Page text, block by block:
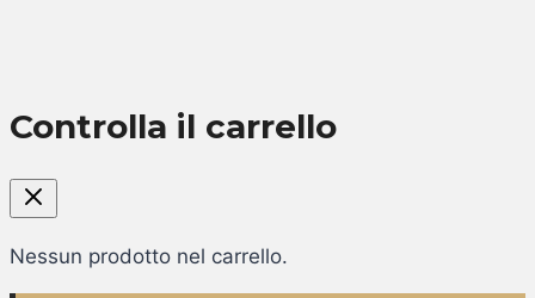
Controlla il carrello
Nessun prodotto nel carrello.